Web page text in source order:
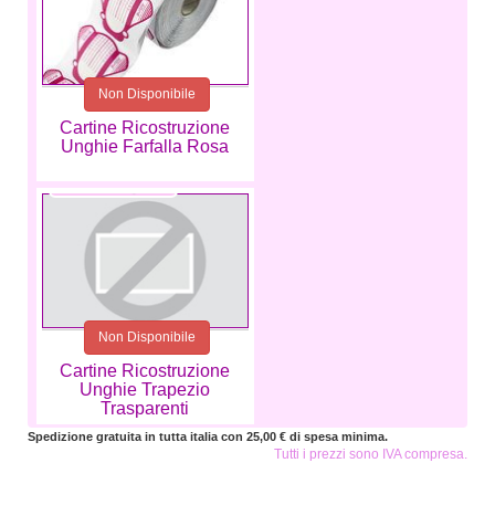
Cartine Ricostruzione
Unghie Farfalla Rosa
Non Disponibile
Cartine Ricostruzione
Unghie Trapezio
Trasparenti
9,99 €
Non Disponibile
Spedizione gratuita in tutta italia con 25,00 € di spesa minima.
Tutti i prezzi sono IVA compresa.